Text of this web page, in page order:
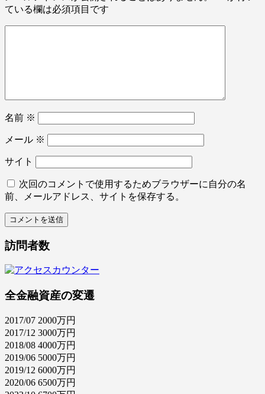
ている欄は必須項目です
名前 ※
メール ※
サイト
次回のコメントで使用するためブラウザーに自分の名
前、メールアドレス、サイトを保存する。
訪問者数
全金融資産の変遷
2017/07 2000万円
2017/12 3000万円
2018/08 4000万円
2019/06 5000万円
2019/12 6000万円
2020/06 6500万円